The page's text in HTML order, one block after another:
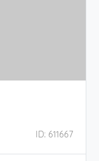
ID: 611667